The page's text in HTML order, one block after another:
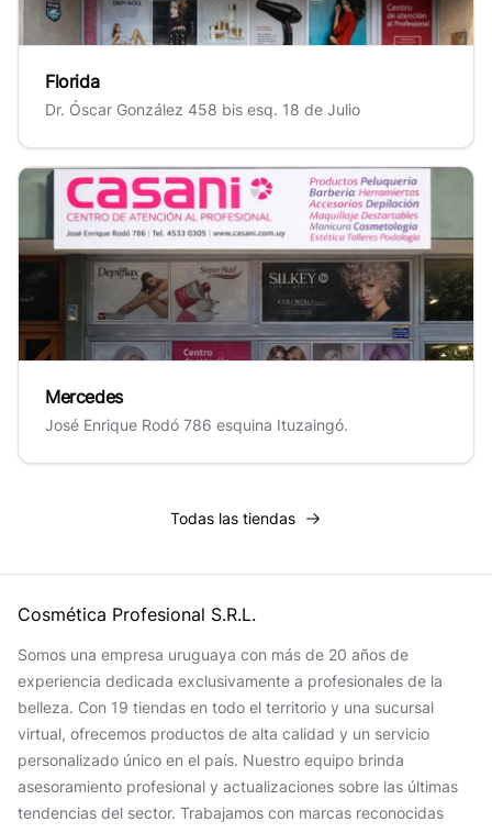
Florida
Dr. Óscar González 458 bis esq. 18 de Julio
Mercedes
Mercedes
José Enrique Rodó 786 esquina Ituzaingó.
Todas las tiendasTodas las tiendas
Cosmética Profesional S.R.L.
Somos una empresa uruguaya con más de 20 años de
experiencia dedicada exclusivamente a profesionales de la
belleza. Con 19 tiendas en todo el territorio y una sucursal
virtual, ofrecemos productos de alta calidad y un servicio
personalizado único en el país. Nuestro equipo brinda
asesoramiento profesional y actualizaciones sobre las últimas
tendencias del sector. Trabajamos con marcas reconocidas